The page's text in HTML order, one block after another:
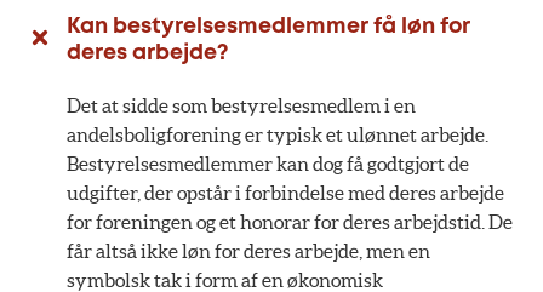
Kan bestyrelsesmedlemmer få løn for
deres arbejde?
Det at sidde som bestyrelsesmedlem i en
andelsboligforening er typisk et ulønnet arbejde.
Bestyrelsesmedlemmer kan dog få godtgjort de
udgifter, der opstår i forbindelse med deres arbejde
for foreningen og et honorar for deres arbejdstid. De
får altså ikke løn for deres arbejde, men en
symbolsk tak i form af en økonomisk